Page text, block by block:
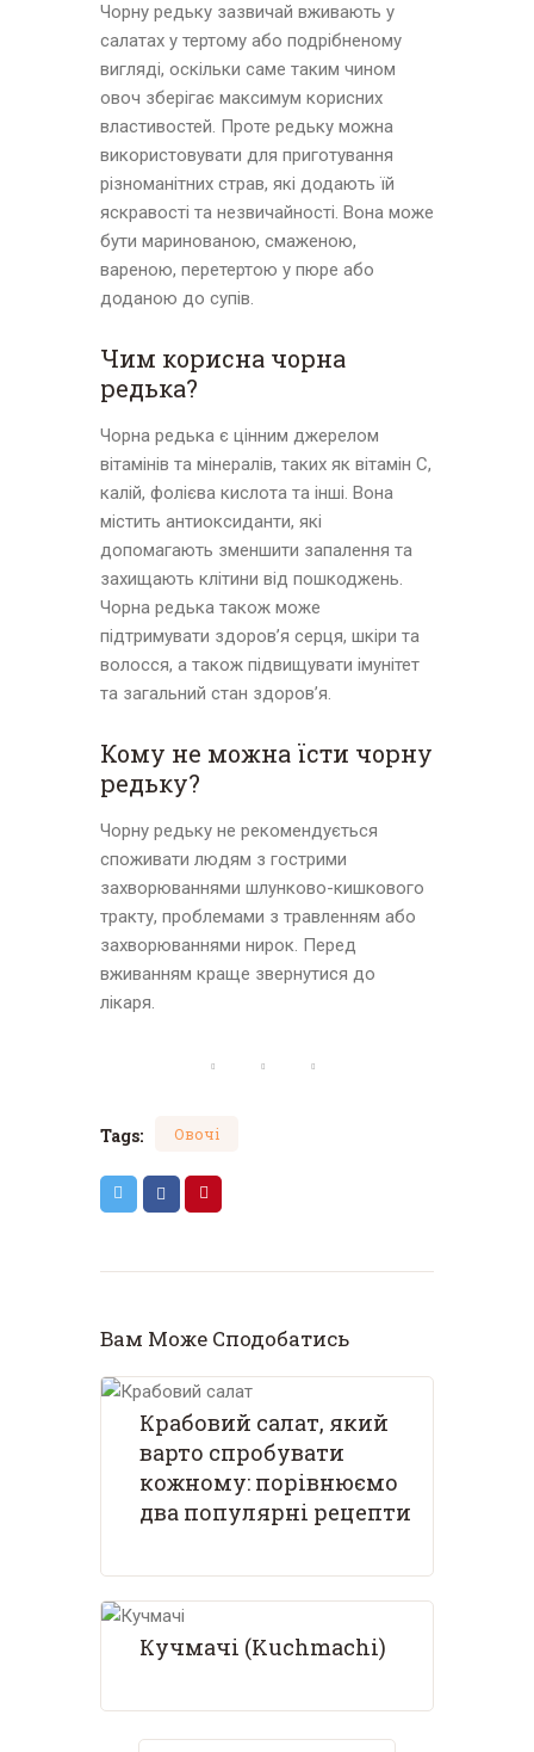
Чорну редьку зазвичай вживають у
салатах у тертому або подрібненому
вигляді, оскільки саме таким чином
овоч зберігає максимум корисних
властивостей. Проте редьку можна
використовувати для приготування
різноманітних страв, які додають їй
яскравості та незвичайності. Вона може
бути маринованою, смаженою,
вареною, перетертою у пюре або
доданою до супів.
Чим корисна чорна
редька?
Чорна редька є цінним джерелом
вітамінів та мінералів, таких як вітамін C,
калій, фолієва кислота та інші. Вона
містить антиоксиданти, які
допомагають зменшити запалення та
захищають клітини від пошкоджень.
Чорна редька також може
підтримувати здоров’я серця, шкіри та
волосся, а також підвищувати імунітет
та загальний стан здоров’я.
Кому не можна їсти чорну
редьку?
Чорну редьку не рекомендується
споживати людям з гострими
захворюваннями шлунково-кишкового
тракту, проблемами з травленням або
захворюваннями нирок. Перед
вживанням краще звернутися до
лікаря.
Tags: Овочі
Вам Може Сподобатись
Крабовий салат, який
варто спробувати
кожному: порівнюємо
два популярні рецепти
Кучмачі (Kuchmachi)